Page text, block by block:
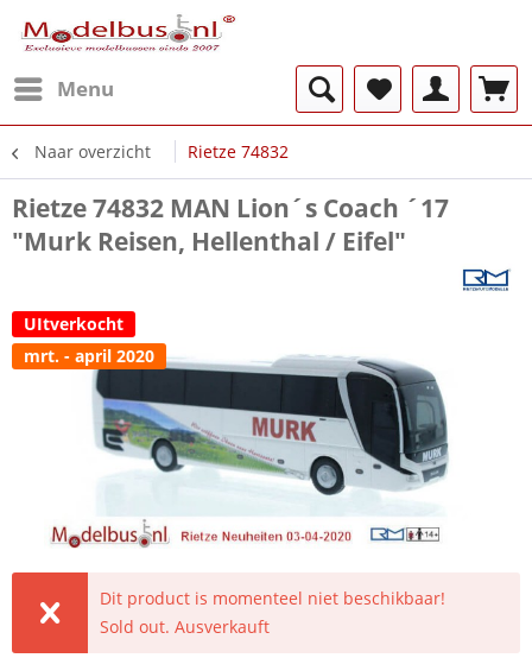
Menu
Naar overzicht Rietze 74832
Rietze 74832 MAN Lion´s Coach ´17
"Murk Reisen, Hellenthal / Eifel"
UItverkocht
mrt. - april 2020
Dit product is momenteel niet beschikbaar!
Sold out. Ausverkauft